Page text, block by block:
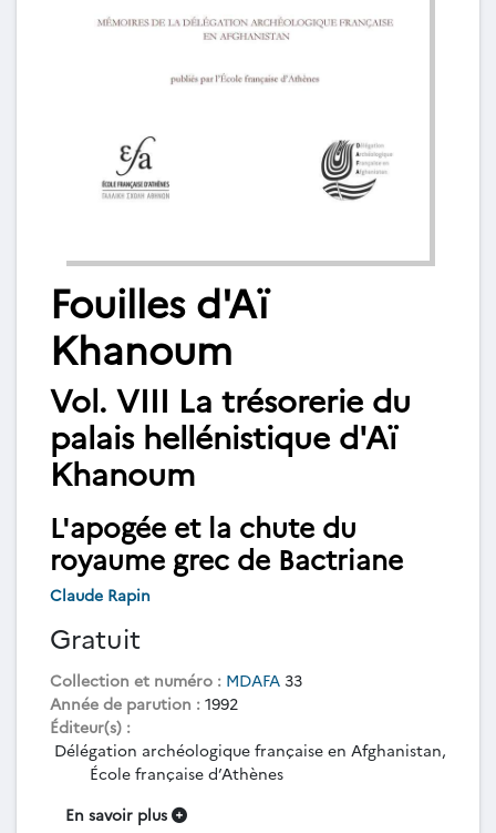
Fouilles d'Aï
Khanoum
Vol. VIII La trésorerie du
palais hellénistique d'Aï
Khanoum
L'apogée et la chute du
royaume grec de Bactriane
Claude Rapin
Gratuit
Collection et numéro : MDAFA 33
Année de parution : 1992
Éditeur(s) :
Délégation archéologique française en Afghanistan,
École française d’Athènes
En savoir plus